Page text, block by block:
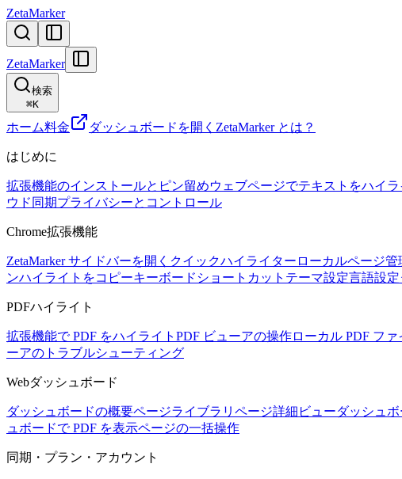
ZetaMarker
ZetaMarker
検索
⌘K
ホーム料金 ダッシュボードを開く ZetaMarker とは？
はじめに
拡張機能のインストールとピン留めウェブページでテキストをハイラ
ウド同期プライバシーとコントロール
Chrome拡張機能
ZetaMarker サイドバーを開く クイックハイライター ローカルページ管
ンハイライトをコピーキーボードショートカット テーマ設定言語設定
PDFハイライト
拡張機能で PDF をハイライト PDF ビューアの操作ローカル PDF フ
ーアのトラブルシューティング
Webダッシュボード
ダッシュボードの概要ページライブラリ ページ詳細ビューダッシュ
ュボードで PDF を表示ページの一括操作
同期・プラン・アカウント